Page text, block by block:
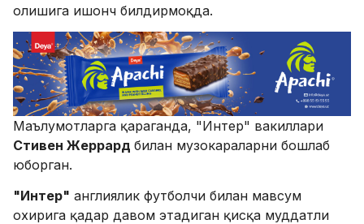
олишига ишонч билдирмоқда.
Маълумотларга қараганда, "Интер" вакиллари
Стивен Жеррард билан музокараларни бошлаб
юборган.
"Интер" англиялик футболчи билан мавсум
охирига қадар давом этадиган қисқа муддатли